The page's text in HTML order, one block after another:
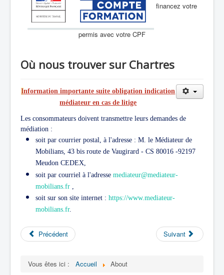
financez votre
permis avec votre CPF
Où nous trouver sur Chartres
Information importante suite obligation indication
médiateur en cas de litige
Les consommateurs doivent transmettre leurs demandes de
médiation :
soit par courrier postal, à l'adresse : M. le Médiateur de
Mobilians, 43 bis route de Vaugirard - CS 80016 -92197
Meudon CEDEX,
soit par courriel à l'adresse mediateur@mediateur-
mobilians.fr ,
soit sur son site internet : https://www.mediateur-
mobilians.fr.
Précédent Suivant
Vous êtes ici : Accueil About